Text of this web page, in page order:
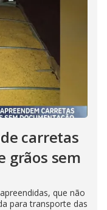
carretas
grãos sem
que não
para transporte das